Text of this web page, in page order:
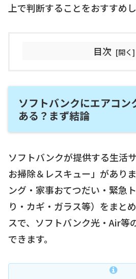
上で判断することをおすすめし
目次
ソフトバンクにエアコン
ある？まず結論
ソフトバンクが提供する生活
お掃除＆レスキュー」があり
ング・家事おてつだい・緊急
り・カギ・ガラス等）をまと
スで、ソフトバンク光・Air等
できます。